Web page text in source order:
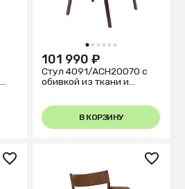
1 2 3 4 5 6
101 990 ₽
Стул 4091/ACH20070 с
обивкой из ткани и
В КОРЗИНУ